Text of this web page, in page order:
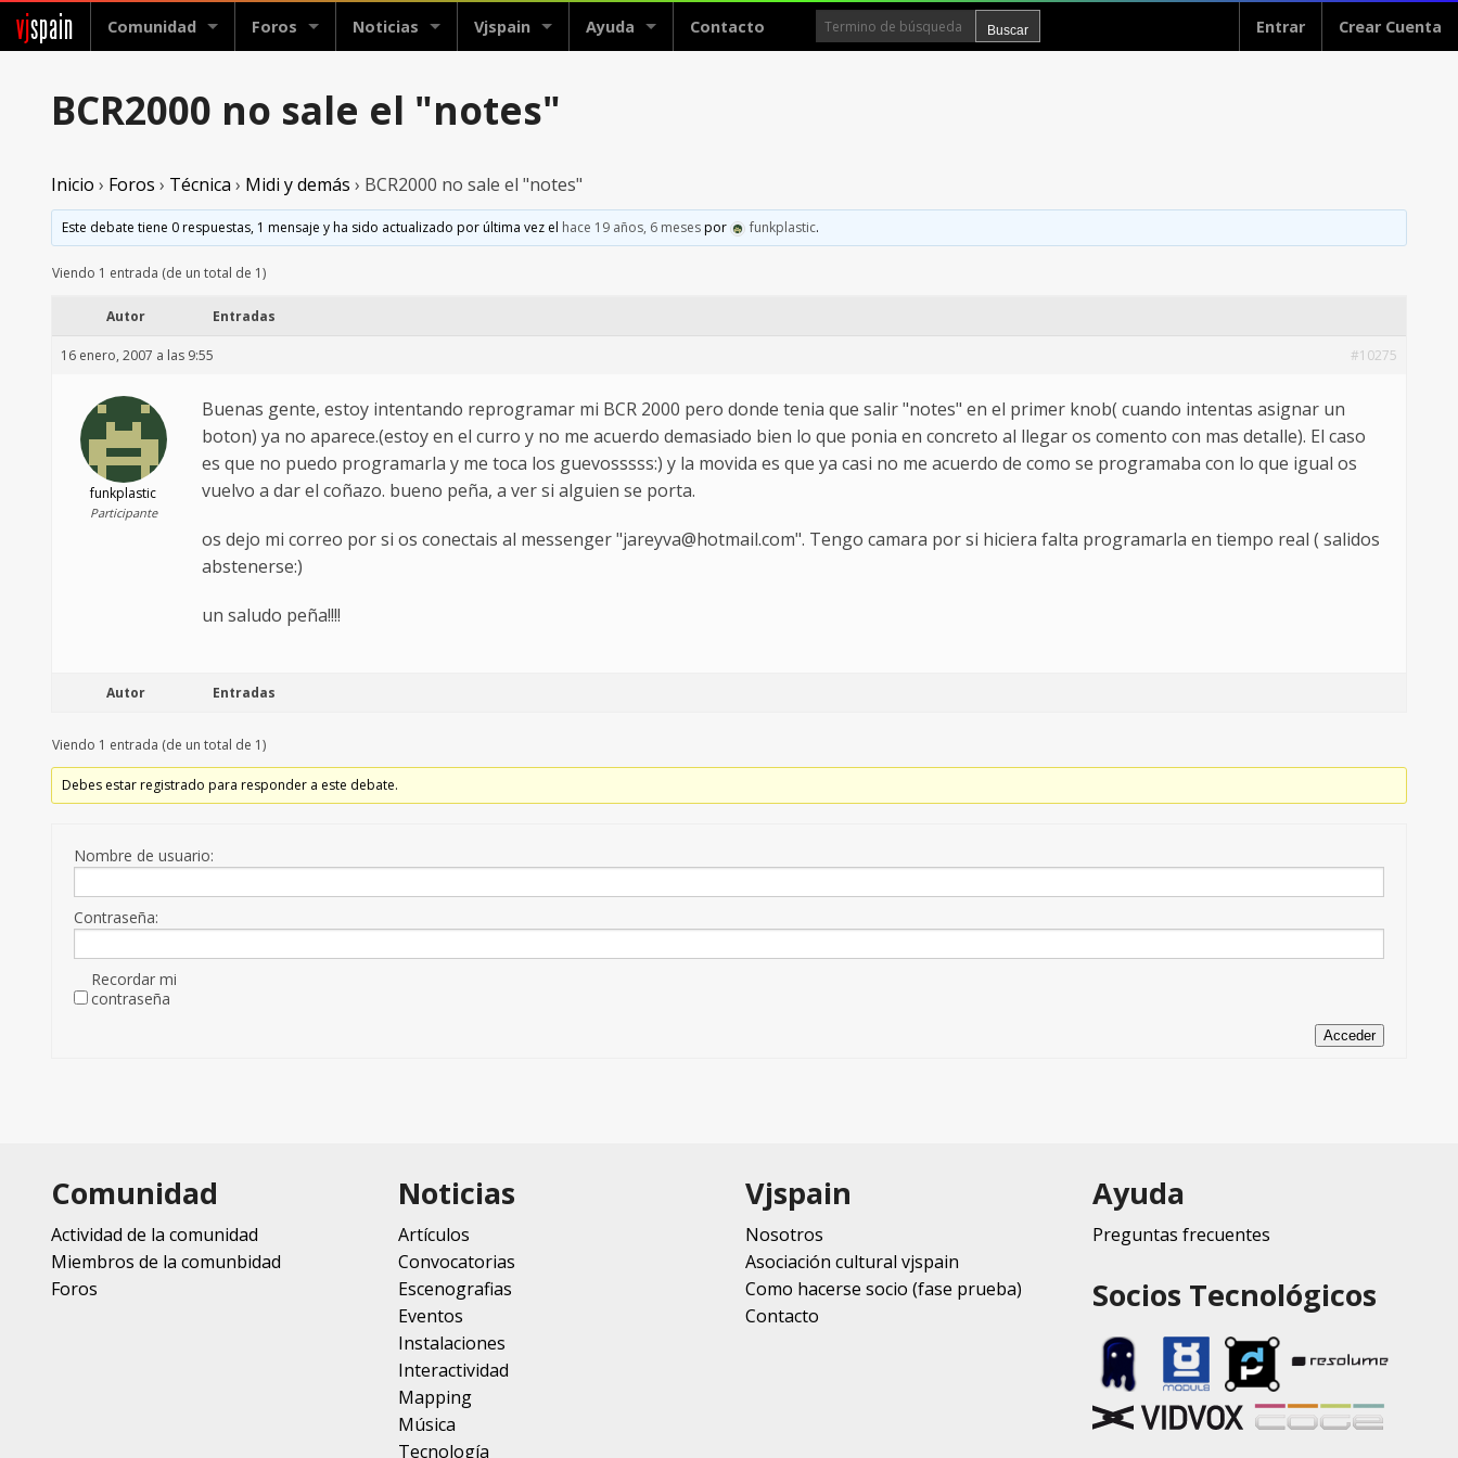
vjspain Comunidad Foros Noticias Vjspain Ayuda Contacto Entrar Crear Cuenta
BCR2000 no sale el "notes"
Inicio › Foros › Técnica › Midi y demás › BCR2000 no sale el "notes"
Este debate tiene 0 respuestas, 1 mensaje y ha sido actualizado por última vez el hace 19 años, 6 mesespor funkplastic.
Viendo 1 entrada (de un total de 1)
Autor Entradas
16 enero, 2007 a las 9:55 #10275
funkplastic
Participante
Buenas gente, estoy intentando reprogramar mi BCR 2000 pero donde tenia que salir "notes" en el primer knob( cuando intentas asignar un
boton) ya no aparece.(estoy en el curro y no me acuerdo demasiado bien lo que ponia en concreto al llegar os comento con mas detalle). El caso
es que no puedo programarla y me toca los guevosssss:) y la movida es que ya casi no me acuerdo de como se programaba con lo que igual os
vuelvo a dar el coñazo. bueno peña, a ver si alguien se porta.
os dejo mi correo por si os conectais al messenger "jareyva@hotmail.com". Tengo camara por si hiciera falta programarla en tiempo real ( salidos
abstenerse:)
un saludo peña!!!!
Autor Entradas
Viendo 1 entrada (de un total de 1)
Debes estar registrado para responder a este debate.
Nombre de usuario:
Contraseña:
Recordar mi
contraseña
Acceder
Comunidad
Actividad de la comunidad
Miembros de la comunbidad
Foros
Noticias
Artículos
Convocatorias
Escenografias
Eventos
Instalaciones
Interactividad
Mapping
Música
Tecnología
Vjspain
Nosotros
Asociación cultural vjspain
Como hacerse socio (fase prueba)
Contacto
Ayuda
Preguntas frecuentes
Socios Tecnológicos